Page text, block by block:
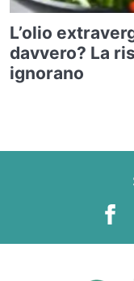
L’olio
davvero? La
ignorano